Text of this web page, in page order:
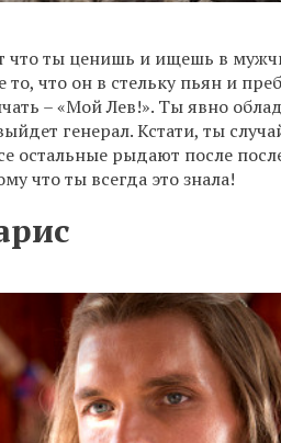
что ты ценишь и ищешь в
то, что он в стельку пьян и
– «Мой Лев!». Ты явно
генерал. Кстати, ты
остальные рыдают после
что ты всегда это знала!